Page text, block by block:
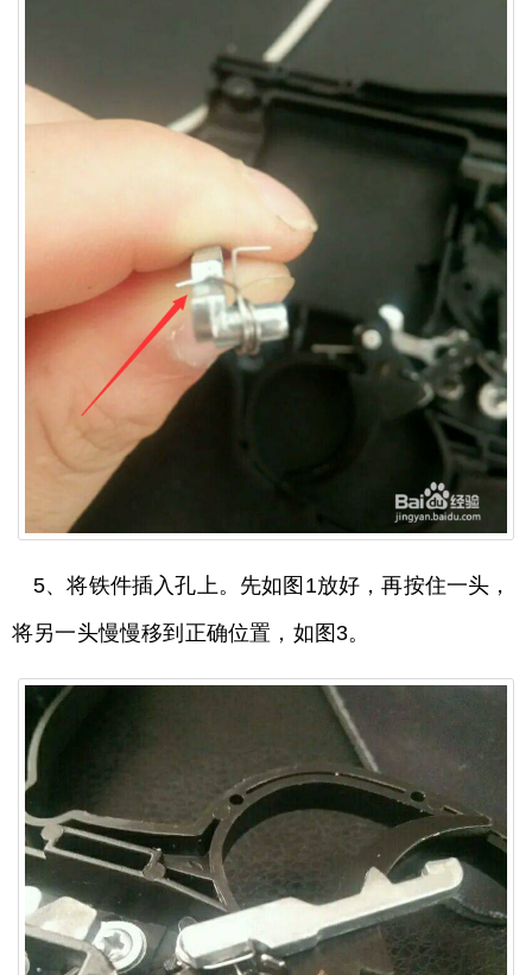
5、将铁件插入孔上。先如图1放好，再按住一头，
将另一头慢慢移到正确位置，如图3。